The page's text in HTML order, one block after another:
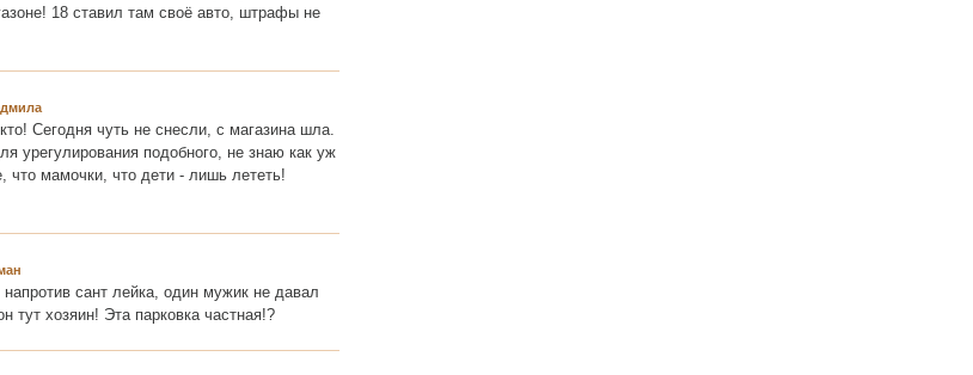
18 ставил там своё авто, штрафы не
Сегодня чуть не снесли, с магазина шла.
урегулирования подобного, не знаю как уж
мамочки, что дети - лишь лететь!
сант лейка, один мужик не давал
тут хозяин! Эта парковка частная!?